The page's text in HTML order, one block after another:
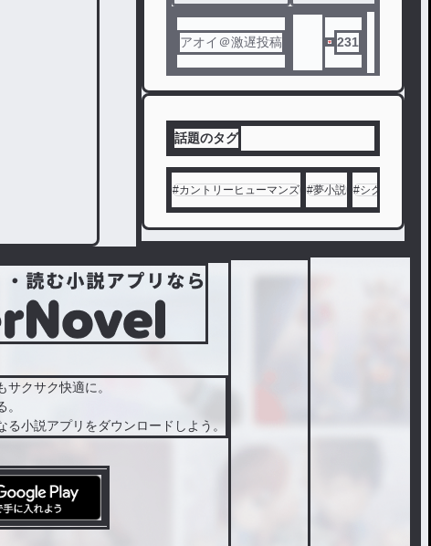
アオイ＠激遅投稿 231
話題のタグ
#カントリーヒューマンズ #夢小説 #シクフォニ
クサク快適に。
る小説アプリをダウンロードしよう。